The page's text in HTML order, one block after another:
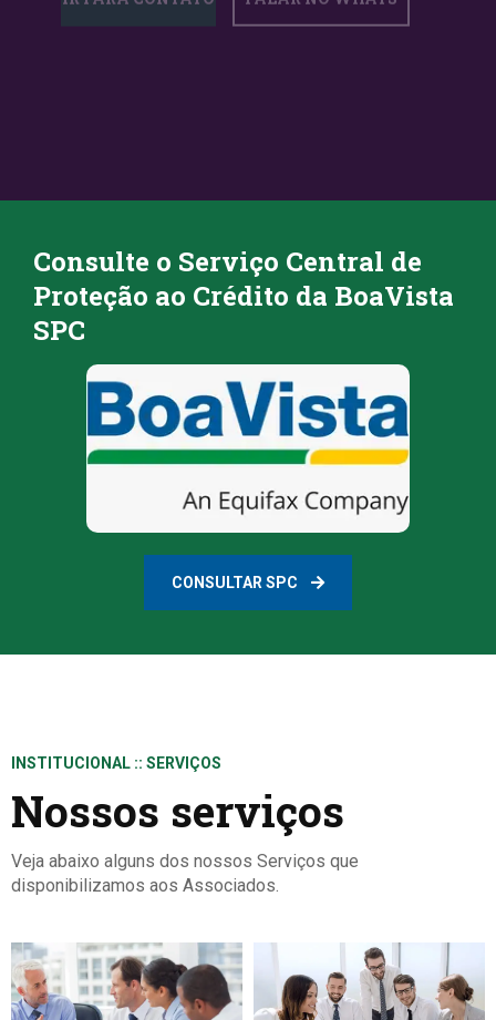
Consulte o Serviço Central de
Proteção ao Crédito da BoaVista
SPC
CONSULTAR SPC
INSTITUCIONAL :: SERVIÇOS
Nossos serviços
Veja abaixo alguns dos nossos Serviços que
disponibilizamos aos Associados.